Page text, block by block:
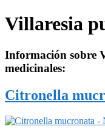
Villaresia
Información sobre
medicinales:
Citronella